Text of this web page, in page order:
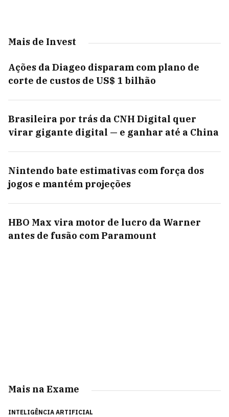
Mais de Invest
Ações da Diageo disparam com plano de
corte de custos de US$ 1 bilhão
Brasileira por trás da CNH Digital quer
virar gigante digital — e ganhar até a China
Nintendo bate estimativas com força dos
jogos e mantém projeções
HBO Max vira motor de lucro da Warner
antes de fusão com Paramount
Mais na Exame
INTELIGÊNCIA ARTIFICIAL